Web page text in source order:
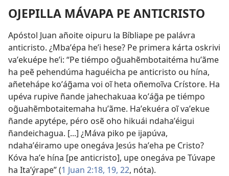
OJEPILLA MÁVAPA PE ANTICRISTO
Apóstol Juan añoite oipuru la Bíbliape pe palávra
anticristo. ¿Mbaʼépa heʼi hese? Pe primera kárta oskrivi
vaʼekuépe heʼi: “Pe tiémpo og̃uahẽmbotaitéma huʼãme
ha peẽ pehendúma haguéicha pe anticristo ou hína,
añetehápe koʼág̃ama voi oĩ heta oñemoĩva Crístore. Ha
upéva rupive ñande jahechakuaa koʼág̃a pe tiémpo
og̃uahẽmbotaitemaha huʼãme. Haʼekuéra oĩ vaʼekue
ñande apytépe, péro osẽ oho hikuái ndahaʼéigui
ñandeichagua. [...] ¿Máva piko pe ijapúva,
ndahaʼéiramo upe onegáva Jesús haʼeha pe Cristo?
Kóva haʼe hína [pe anticristo], upe onegáva pe Túvape
ha Itaʼýrape” (1 Juan 2:18, 19, 22, nóta).